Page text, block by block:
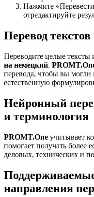
Нажмите
отредактируйте
Перевод текстов
Переводите целые тексты
на немецкий.
перевода, чтобы вы
естественную
Нейронный
и терминология
PROMT.One учитывает
помогает получать более
деловых, технических и
направления